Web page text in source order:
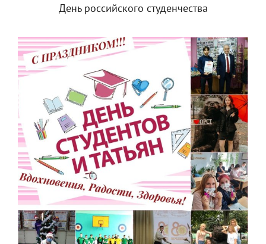
День российского студенчества